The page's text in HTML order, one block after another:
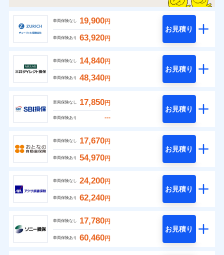
車両保険なし 19,900円
車両保険あり 63,920円
お見積り
車両保険なし 14,840円
車両保険あり 48,340円
お見積り
車両保険なし 17,850円
車両保険あり ---
お見積り
車両保険なし 17,670円
車両保険あり 54,970円
お見積り
車両保険なし 24,200円
車両保険あり 62,240円
お見積り
車両保険なし 17,780円
車両保険あり 60,460円
お見積り